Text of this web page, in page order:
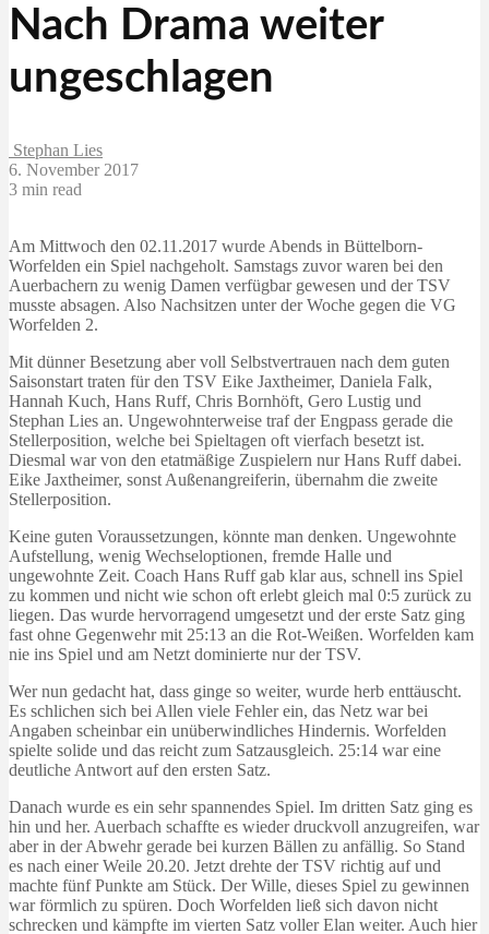
Nach Drama weiter
ungeschlagen
Stephan Lies
6. November 2017
3 min read
Am Mittwoch den 02.11.2017 wurde Abends in Büttelborn-
Worfelden ein Spiel nachgeholt. Samstags zuvor waren bei den
Auerbachern zu wenig Damen verfügbar gewesen und der TSV
musste absagen. Also Nachsitzen unter der Woche gegen die VG
Worfelden 2.
Mit dünner Besetzung aber voll Selbstvertrauen nach dem guten
Saisonstart traten für den TSV Eike Jaxtheimer, Daniela Falk,
Hannah Kuch, Hans Ruff, Chris Bornhöft, Gero Lustig und
Stephan Lies an. Ungewohnterweise traf der Engpass gerade die
Stellerposition, welche bei Spieltagen oft vierfach besetzt ist.
Diesmal war von den etatmäßige Zuspielern nur Hans Ruff dabei.
Eike Jaxtheimer, sonst Außenangreiferin, übernahm die zweite
Stellerposition.
Keine guten Voraussetzungen, könnte man denken. Ungewohnte
Aufstellung, wenig Wechseloptionen, fremde Halle und
ungewohnte Zeit. Coach Hans Ruff gab klar aus, schnell ins Spiel
zu kommen und nicht wie schon oft erlebt gleich mal 0:5 zurück zu
liegen. Das wurde hervorragend umgesetzt und der erste Satz ging
fast ohne Gegenwehr mit 25:13 an die Rot-Weißen. Worfelden kam
nie ins Spiel und am Netzt dominierte nur der TSV.
Wer nun gedacht hat, dass ginge so weiter, wurde herb enttäuscht.
Es schlichen sich bei Allen viele Fehler ein, das Netz war bei
Angaben scheinbar ein unüberwindliches Hindernis. Worfelden
spielte solide und das reicht zum Satzausgleich. 25:14 war eine
deutliche Antwort auf den ersten Satz.
Danach wurde es ein sehr spannendes Spiel. Im dritten Satz ging es
hin und her. Auerbach schaffte es wieder druckvoll anzugreifen, war
aber in der Abwehr gerade bei kurzen Bällen zu anfällig. So Stand
es nach einer Weile 20.20. Jetzt drehte der TSV richtig auf und
machte fünf Punkte am Stück. Der Wille, dieses Spiel zu gewinnen
war förmlich zu spüren. Doch Worfelden ließ sich davon nicht
schrecken und kämpfte im vierten Satz voller Elan weiter. Auch hier